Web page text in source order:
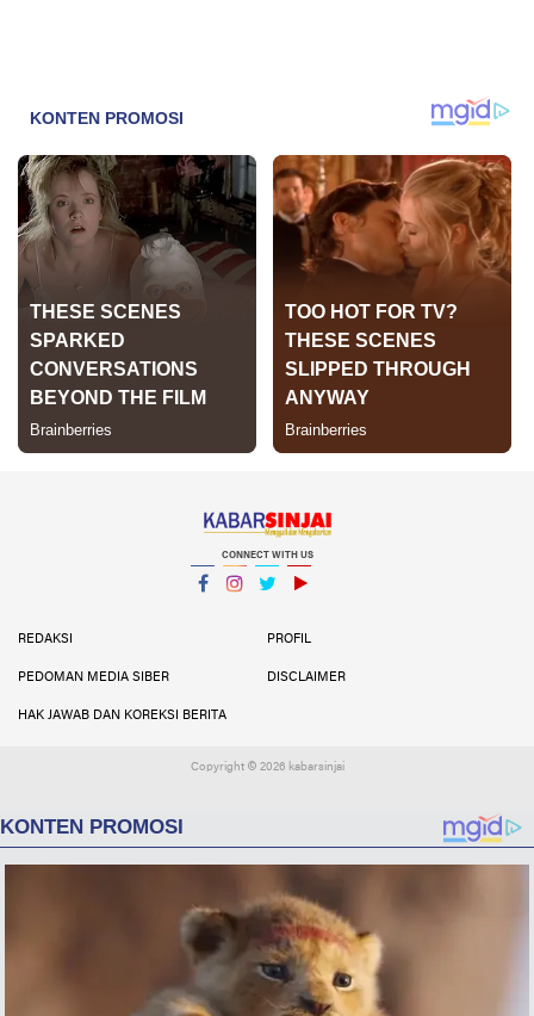
CONNECT WITH US
REDAKSI
PROFIL
PEDOMAN MEDIA SIBER DISCLAIMER
HAK JAWAB DAN KOREKSI BERITA
Copyright © 2026 kabarsinjai